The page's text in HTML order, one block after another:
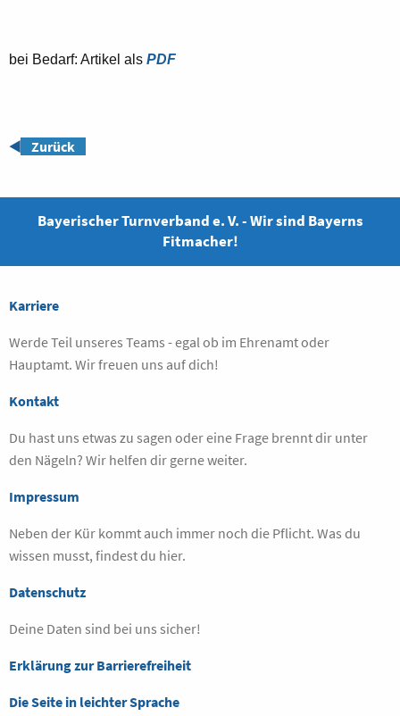
bei Bedarf: Artikel als PDF
◀️ Zurück
Bayerischer Turnverband e. V. - Wir sind Bayerns
Fitmacher!
Karriere
Werde Teil unseres Teams - egal ob im Ehrenamt oder
Hauptamt. Wir freuen uns auf dich!
Kontakt
Du hast uns etwas zu sagen oder eine Frage brennt dir unter
den Nägeln? Wir helfen dir gerne weiter.
Impressum
Neben der Kür kommt auch immer noch die Pflicht. Was du
wissen musst, findest du hier.
Datenschutz
Deine Daten sind bei uns sicher!
Erklärung zur Barrierefreiheit
Die Seite in leichter Sprache